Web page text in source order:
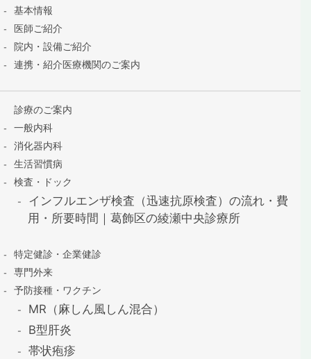
基本情報
医師ご紹介
院内・設備ご紹介
連携・紹介医療機関のご案内
診療のご案内
一般内科
消化器内科
生活習慣病
検査・ドック
インフルエンザ検査（迅速抗原検査）の流れ・費
用・所要時間｜葛飾区の綾瀬中央診療所
特定健診・企業健診
専門外来
予防接種・ワクチン
MR（麻しん風しん混合）
B型肝炎
帯状疱疹